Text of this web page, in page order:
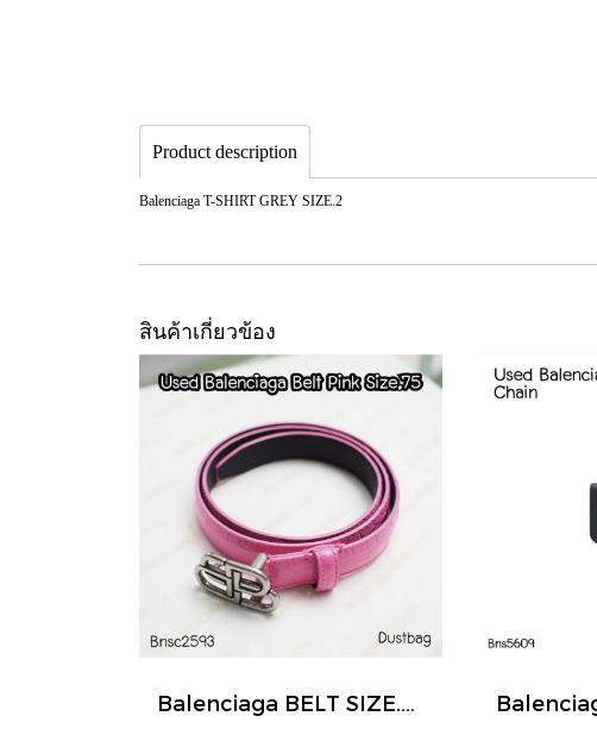
Product description
Balenciaga T-SHIRT GREY SIZE.2
สินค้าเกี่ยวข้อง